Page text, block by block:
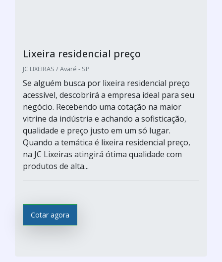
Lixeira residencial preço
JC LIXEIRAS / Avaré - SP
Se alguém busca por lixeira residencial preço
acessível, descobrirá a empresa ideal para seu
negócio. Recebendo uma cotação na maior
vitrine da indústria e achando a sofisticação,
qualidade e preço justo em um só lugar.
Quando a temática é lixeira residencial preço,
na JC Lixeiras atingirá ótima qualidade com
produtos de alta...
Cotar agora